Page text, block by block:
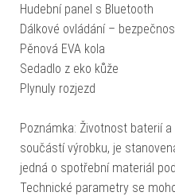
Hudební panel s Bluetooth
Dálkové ovládání –
Pěnová EVA kola
Sedadlo z eko kůže
Plynuly rozjezd
Poznámka: Životnost baterií
součástí výrobku, je
jedná o spotřební materiál
Technické parametry se